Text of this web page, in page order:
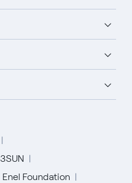
3SUN
Enel Foundation